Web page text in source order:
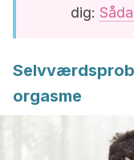
dig:
orgasme